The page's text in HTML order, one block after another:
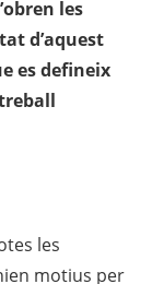
les
d’aquest
es defineix
les
motius per